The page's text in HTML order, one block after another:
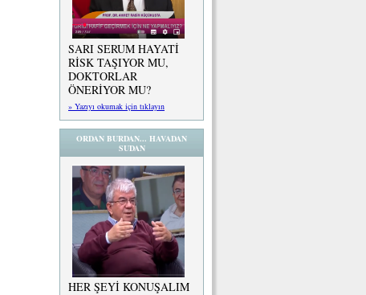
SARI SERUM HAYATİ
RİSK TAŞIYOR MU,
DOKTORLAR
ÖNERİYOR MU?
» Yazıyı okumak için tıklayın
ORDAN BURDAN... HAVADAN
SUDAN
HER ŞEYİ KONUŞALIM